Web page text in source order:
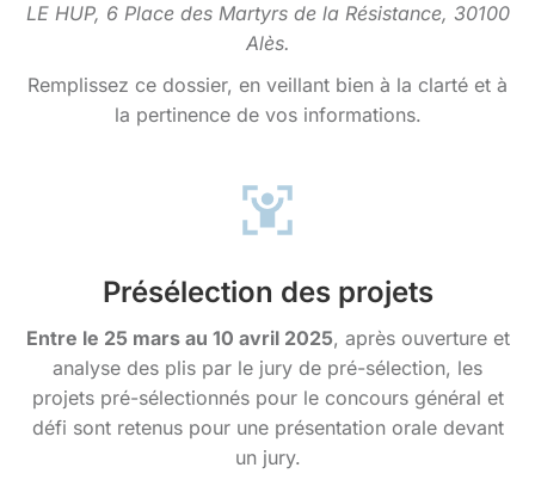
LE HUP, 6 Place des Martyrs de la Résistance, 30100
Alès.
Remplissez ce dossier, en veillant bien à la clarté et à
la pertinence de vos informations.
Présélection des projets
Entre le 25 mars au 10 avril 2025, après ouverture et
analyse des plis par le jury de pré-sélection, les
projets pré-sélectionnés pour le concours général et
défi sont retenus pour une présentation orale devant
un jury.